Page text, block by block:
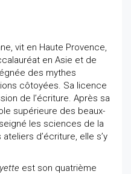
vit en Haute Provence,
en Asie et de
des mythes
côtoyées. Sa licence
de l’écriture. Après sa
supérieure des beaux-
les sciences de la
d’écriture, elle s’y
est son quatrième